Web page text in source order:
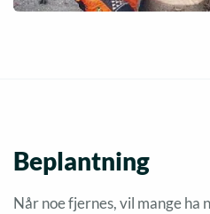
Beplantning
Når noe fjernes, vil mange ha